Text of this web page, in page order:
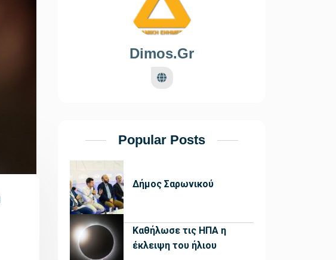
Dimos.gr
Popular Posts
Δήμος Σαρωνικού
Καθήλωσε τις ΗΠΑ η
έκλειψη του ήλιου